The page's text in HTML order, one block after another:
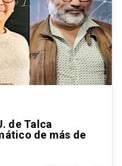
de Talca
de más de